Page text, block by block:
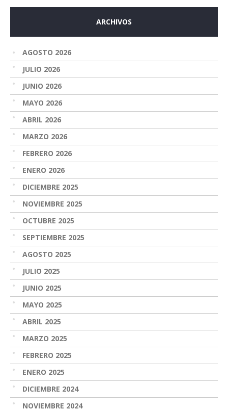
ARCHIVOS
AGOSTO 2026
JULIO 2026
JUNIO 2026
MAYO 2026
ABRIL 2026
MARZO 2026
FEBRERO 2026
ENERO 2026
DICIEMBRE 2025
NOVIEMBRE 2025
OCTUBRE 2025
SEPTIEMBRE 2025
AGOSTO 2025
JULIO 2025
JUNIO 2025
MAYO 2025
ABRIL 2025
MARZO 2025
FEBRERO 2025
ENERO 2025
DICIEMBRE 2024
NOVIEMBRE 2024